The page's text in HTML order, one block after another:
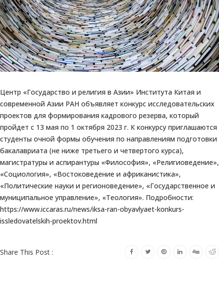
Центр «Государство и религия в Азии» Института Китая и
современной Азии РАН объявляет конкурс исследовательских
проектов для формирования кадрового резерва, который
пройдет с 13 мая по 1 октября 2023 г. К конкурсу приглашаются
студенты очной формы обучения по направлениям подготовки
бакалавриата (не ниже третьего и четвертого курса),
магистратуры и аспирантуры «Философия», «Религиоведение»,
«Социология», «Востоковедение и африканистика»,
«Политические науки и регионоведение», «Государственное и
муниципальное управление», «Теология». Подробности:
https://www.iccaras.ru/news/iksa-ran-obyavlyaet-konkurs-
issledovatelskih-proektov.html
Share This Post :